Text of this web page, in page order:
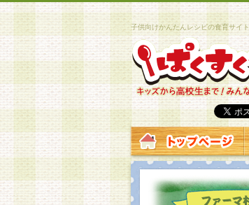
子供向けかんたんレシピの食育サイト